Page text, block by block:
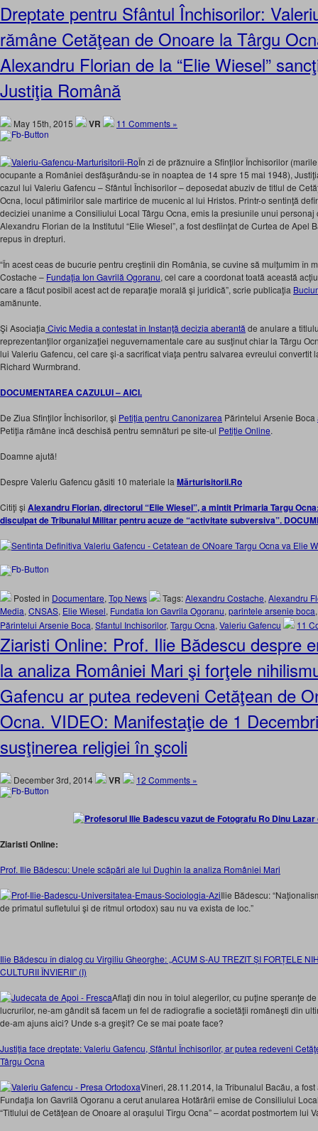
Dreptate pentru Sfântul Închisorilor:
rămâne Cetăţean de Onoare la Târgu
Alexandru Florian de la “Elie Wiesel”
Justiţia Română
May 15th, 2015 VR 11 Comments »
În zi de prăznuire a Sfinţilor Închisorilor
ocupante a României desfăşurându-se în noaptea de 14 spre 15 mai 1948),
cazul lui Valeriu Gafencu – Sfântul Închisorilor – deposedat abuziv de titlul de
Ocna, locul pătimirilor sale martirice de mucenic al lui Hristos. Printr-o sentinţă
deciziei unanime a Consiliului Local Târgu Ocna, emis la presiunile unui
Alexandru Florian de la Institutul “Elie Wiesel”, a fost desfiinţat de Curtea de Apel
repus în drepturi.
“În acest ceas de bucurie pentru creştinii din România, se cuvine să mulţumim în
Costache – Fundaţia Ion Gavrilă Ogoranu, cel care a coordonat toată această
care a făcut posibil acest act de reparaţie morală şi juridică”, scrie publicaţia
amănunte.
Şi Asociaţia Civic Media a contestat în Instanţă decizia aberantă de anulare a
reprezentanţilor organizaţiei neguvernamentale care au susţinut chiar la Târgu
lui Valeriu Gafencu, cel care şi-a sacrificat viaţa pentru salvarea evreului convertit
Richard Wurmbrand.
DOCUMENTAREA CAZULUI – AICI.
De Ziua Sfinţilor Închisorilor, şi Petiţia pentru Canonizarea Părintelui Arsenie Boca
Petiţia rămâne încă deschisă pentru semnături pe site-ul Petiţie Online.
Doamne ajută!
Despre Valeriu Gafencu găsiti 10 materiale la Mărturisitorii.Ro
Citiţi şi Alexandru Florian, directorul “Elie Wiesel”, a mintit Primaria Targu
disculpat de Tribunalul Militar pentru acuze de “activitate subversiva”.
Posted in Documentare, Top News Tags:Alexandru Costache, Alexandru
Media, CNSAS, Elie Wiesel, Fundatia Ion Gavrila Ogoranu, parintele arsenie boca
Părintelui Arsenie Boca, Sfantul Inchisorilor, Targu Ocna, Valeriu Gafencu 11
Ziaristi Online: Prof. Ilie Bădescu despre
la analiza României Mari şi forţele
Gafencu ar putea redeveni Cetăţean de
Ocna. VIDEO: Manifestaţie de 1
susţinerea religiei în şcoli
December 3rd, 2014 VR 12 Comments »
Ziaristi Online:
Prof. Ilie Bădescu: Unele scăpări ale lui Dughin la analiza României Mari
Ilie Bădescu:
de primatul sufletului şi de ritmul ortodox) sau nu va exista de loc.”
Ilie Bădescu în dialog cu Virgiliu Gheorghe: „ACUM S-AU TREZIT ȘI FORȚELE
CULTURII ÎNVIERII” (I)
Aflaţi din nou în toiul alegerilor, cu puţine speranţe
lucrurilor, ne-am gândit să facem un fel de radiografie a societăţii româneşti din
de-am ajuns aici? Unde s-a greşit? Ce se mai poate face?
Justiţia face dreptate: Valeriu Gafencu, Sfântul Închisorilor, ar putea redeveni
Târgu Ocna
Vineri, 28.11.2014, la Tribunalul Bacău, a
Fundaţia Ion Gavrilă Ogoranu a cerut anularea Hotărârii emise de Consiliului
“Titlului de Cetăţean de Onoare al oraşului Tîrgu Ocna” – acordat postmortem lui